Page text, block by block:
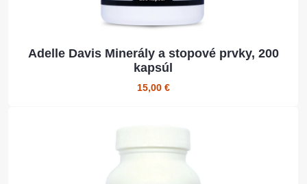
Adelle Davis Minerály a stopové prvky, 200
kapsúl
15,00 €